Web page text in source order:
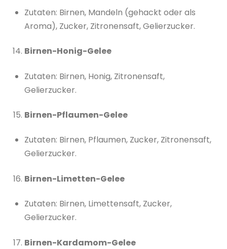
Zutaten: Birnen, Mandeln (gehackt oder als
Aroma), Zucker, Zitronensaft, Gelierzucker.
Birnen-Honig-Gelee
Zutaten: Birnen, Honig, Zitronensaft,
Gelierzucker.
Birnen-Pflaumen-Gelee
Zutaten: Birnen, Pflaumen, Zucker, Zitronensaft,
Gelierzucker.
Birnen-Limetten-Gelee
Zutaten: Birnen, Limettensaft, Zucker,
Gelierzucker.
Birnen-Kardamom-Gelee